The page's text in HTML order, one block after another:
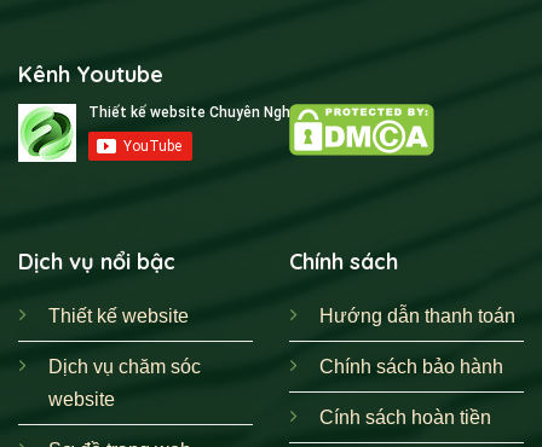
Kênh Youtube
Dịch vụ nổi bậc
Thiết kế website
Dịch vụ chăm sóc
website
Chính sách
Hướng dẫn thanh toán
Chính sách bảo hành
Cính sách hoàn tiền